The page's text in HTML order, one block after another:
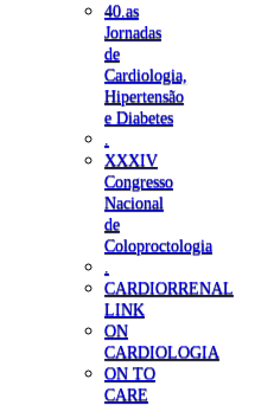
40.as
Jornadas
de
Cardiologia,
Hipertensão
e Diabetes
XXXIV
Congresso
Nacional
de
Coloproctologia
CARDIORRENAL
LINK
ON
CARDIOLOGIA
ON TO
CARE